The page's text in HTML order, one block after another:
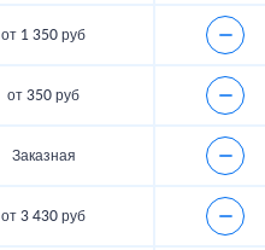
от 1 350 руб
от 350 руб
Заказная
от 3 430 руб